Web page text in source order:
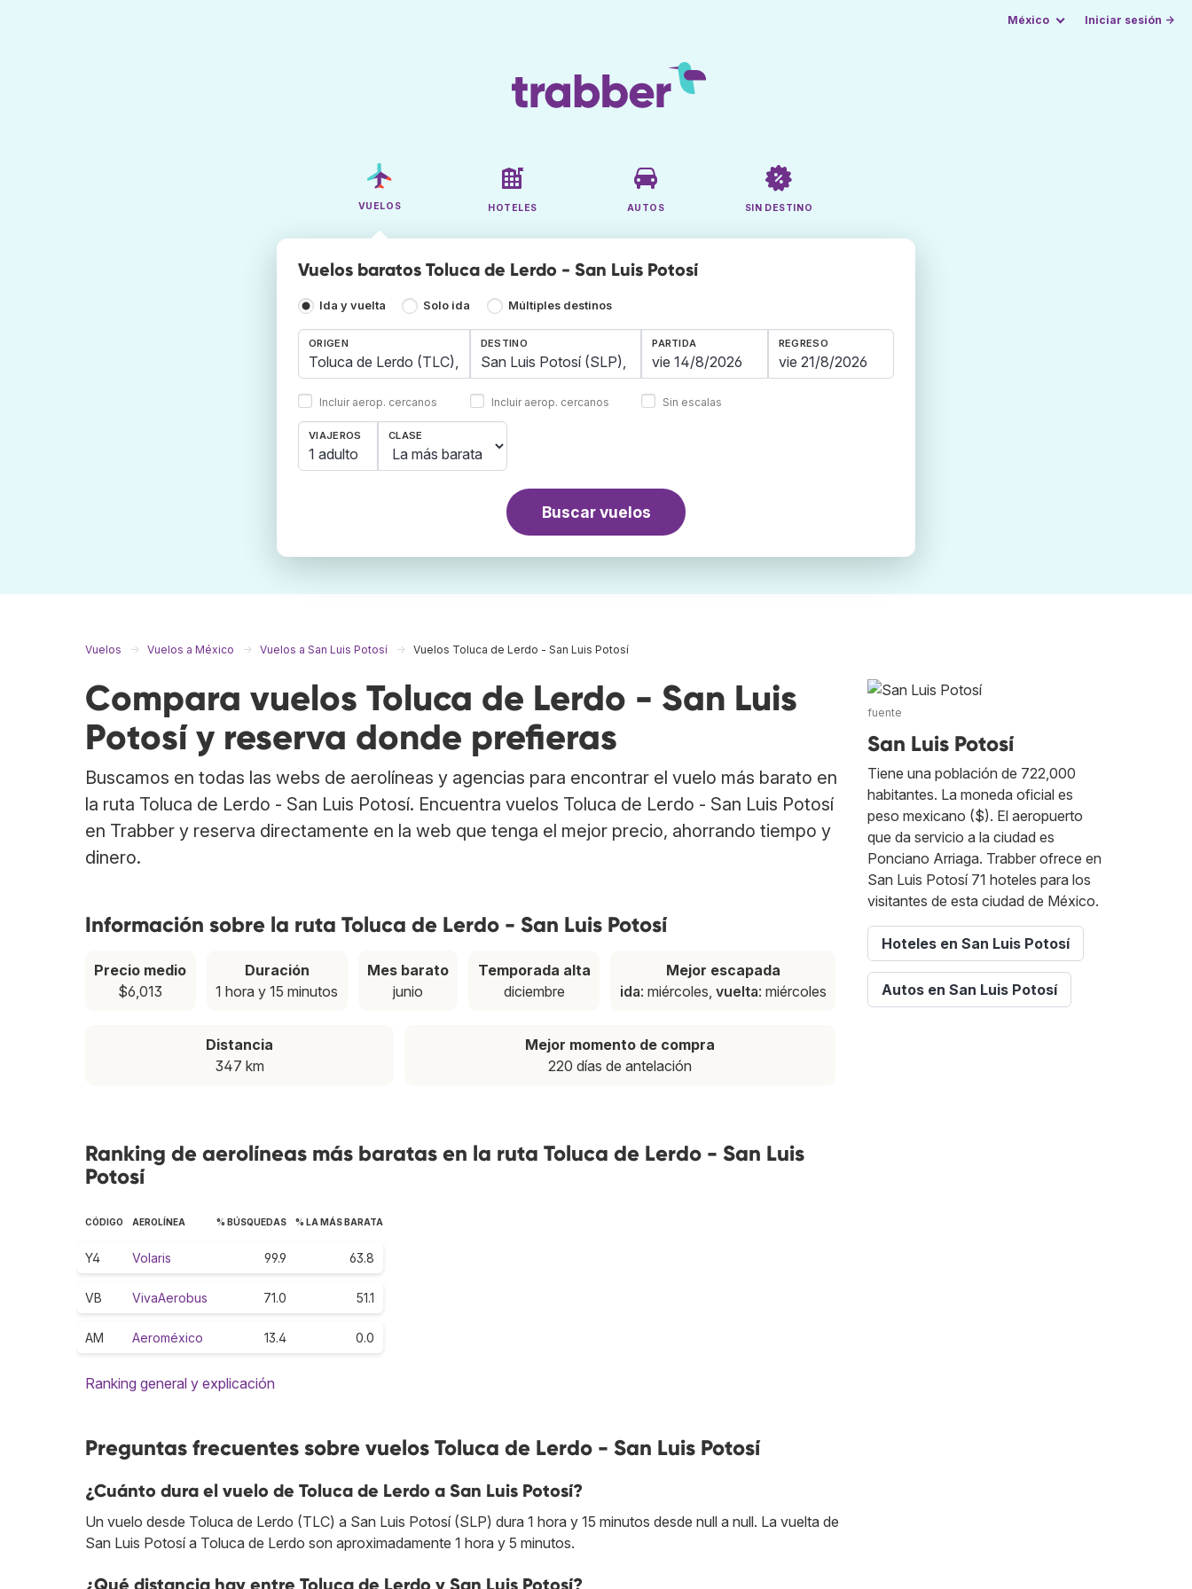
México Iniciar sesión →
VUELOS HOTELES AUTOS SIN DESTINO
Vuelos baratos Toluca de Lerdo - San Luis Potosí
Ida y vuelta Solo ida Múltiples destinos
ORIGEN
Incluir aerop. cercanos
DESTINO
Incluir aerop. cercanos
PARTIDA REGRESO
Sin escalas
VIAJEROS
1 adulto
CLASE
Buscar vuelos
Vuelos Vuelos a México Vuelos a San Luis Potosí Vuelos Toluca de Lerdo - San Luis Potosí
Compara vuelos Toluca de Lerdo - San Luis
Potosí y reserva donde prefieras
Buscamos en todas las webs de aerolíneas y agencias para encontrar el vuelo más barato en
la ruta Toluca de Lerdo - San Luis Potosí. Encuentra vuelos Toluca de Lerdo - San Luis Potosí
en Trabber y reserva directamente en la web que tenga el mejor precio, ahorrando tiempo y
dinero.
Información sobre la ruta Toluca de Lerdo - San Luis Potosí
Precio medio
$6,013
Duración
1 hora y 15 minutos
Mes barato
junio
Temporada alta
diciembre
Mejor escapada
ida: miércoles, vuelta: miércoles
Distancia
347 km
Mejor momento de compra
220 días de antelación
Ranking de aerolíneas más baratas en la ruta Toluca de Lerdo - San Luis
Potosí
CÓDIGO AEROLÍNEA % BÚSQUEDAS % LA MÁS BARATA
Y4 Volaris 99.9 63.8
VB VivaAerobus 71.0 51.1
AM Aeroméxico 13.4 0.0
Ranking general y explicación
Preguntas frecuentes sobre vuelos Toluca de Lerdo - San Luis Potosí
¿Cuánto dura el vuelo de Toluca de Lerdo a San Luis Potosí?
Un vuelo desde Toluca de Lerdo (TLC) a San Luis Potosí (SLP) dura 1 hora y 15 minutos desde null a null. La vuelta de
San Luis Potosí a Toluca de Lerdo son aproximadamente 1 hora y 5 minutos.
fuente
San Luis Potosí
Tiene una población de 722,000
habitantes. La moneda oficial es
peso mexicano ($). El aeropuerto
que da servicio a la ciudad es
Ponciano Arriaga. Trabber ofrece en
San Luis Potosí 71 hoteles para los
visitantes de esta ciudad de México.
Hoteles en San Luis Potosí
Autos en San Luis Potosí